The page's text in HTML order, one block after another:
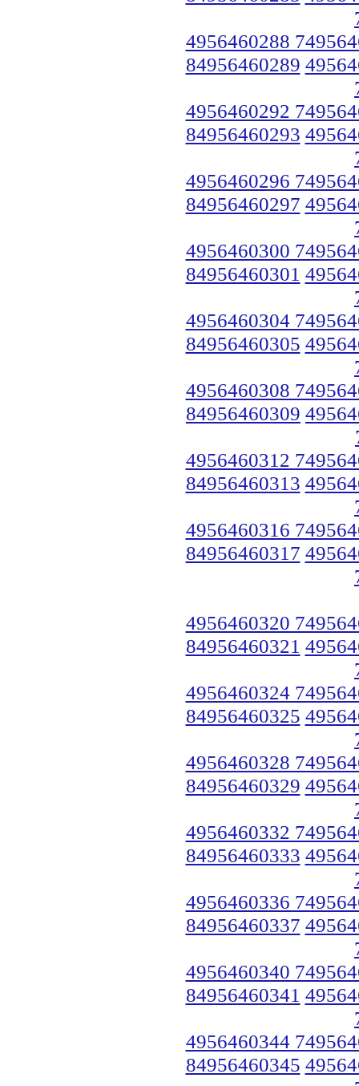
4956460288
84956460289
4956460292
84956460293
4956460296
84956460297
4956460300
84956460301
4956460304
84956460305
4956460308
84956460309
4956460312
84956460313
4956460316
84956460317
4956460320
84956460321
4956460324
84956460325
4956460328
84956460329
4956460332
84956460333
4956460336
84956460337
4956460340
84956460341
4956460344
84956460345